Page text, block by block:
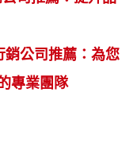
公司推薦：為您
專業團隊